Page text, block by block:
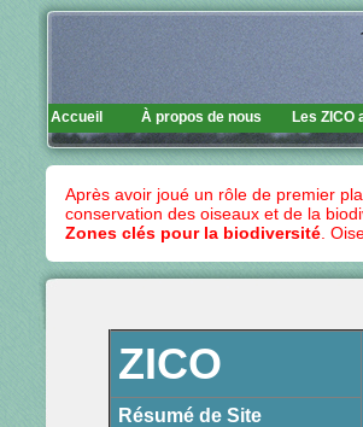
Après avoir joué un rôle de premier
conservation des oiseaux et de la
Zones clés pour la biodiversité.
ZICO
Résumé de Site
Accueil À propos de nous Les ZICO